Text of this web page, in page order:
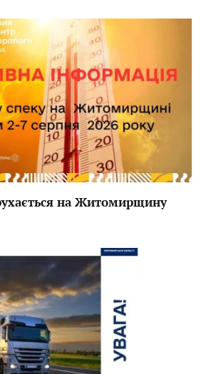
на Житомирщину